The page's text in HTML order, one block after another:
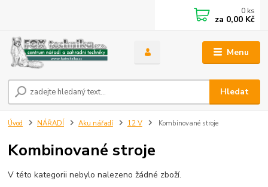
Menu
Hledat
0 ks
za 0,00 Kč
Úvod NÁŘADÍ Aku nářadí 12 V Kombinované stroje
Kombinované stroje
V této kategorii nebylo nalezeno žádné zboží.